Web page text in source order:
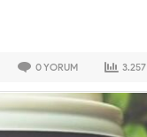
0YORUM 3.257